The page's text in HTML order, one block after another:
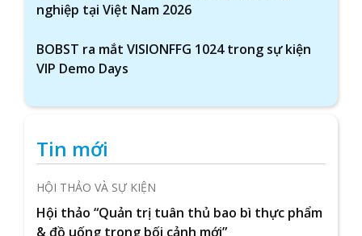
nghiệp tại Việt Nam 2026
BOBST ra mắt VISIONFFG 1024 trong sự kiện
VIP Demo Days
Tin mới
HỘI THẢO VÀ SỰ KIỆN
Hội thảo “Quản trị tuân thủ bao bì thực phẩm
& đồ uống trong bối cảnh mới”